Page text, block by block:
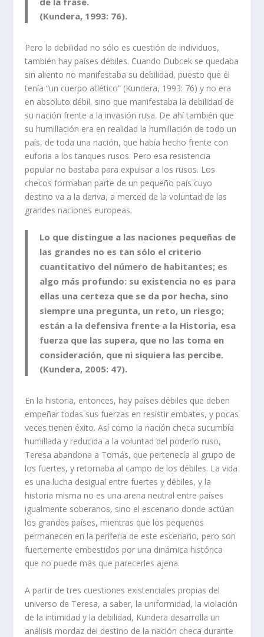
(Kundera, 1993: 76).
Pero la debilidad no sólo es cuestión de individuos,
también hay países débiles. Cuando Dubcek se quedaba
sin aliento no manifestaba su debilidad, puesto que él
tenía “un cuerpo atlético” (Kundera, 1993: 76) y no era
en absoluto débil, sino que manifestaba la debilidad de
su nación frente a la invasión rusa. De ahí también que
su humillación era en realidad la humillación de todo un
país, de toda una nación, que había hecho frente con
euforia a los tanques rusos. Pero esa resistencia
popular no bastaba para expulsar a los rusos. Los
checos formaban parte de un pequeño país cuyo
destino va a la deriva, a merced de la voluntad de las
grandes naciones europeas.
Lo que distingue a las naciones pequeñas de
las grandes no es tan sólo el criterio
cuantitativo del número de habitantes; es
algo más profundo: su existencia no es para
ellas una certeza que se da por hecha, sino
siempre una pregunta, un reto, un riesgo;
están a la defensiva frente a la Historia, esa
fuerza que las supera, que no las toma en
consideración, que ni siquiera las percibe.
(Kundera, 2005: 47).
En la historia, entonces, hay países débiles que deben
empeñar todas sus fuerzas en resistir embates, y pocas
veces tienen éxito. Así como la nación checa sucumbía
humillada y reducida a la voluntad del poderío ruso,
Teresa abandona a Tomás, que pertenecía al grupo de
los fuertes, y retornaba al campo de los débiles. La vida
es una lucha desigual entre fuertes y débiles, y la
historia misma no es una arena neutral entre países
igualmente soberanos, sino el escenario donde actúan
los grandes países, mientras que los pequeños
permanecen en la periferia de este escenario, pero son
fuertemente embestidos por una dinámica histórica
que no puede más que parecerles ajena.
A partir de tres cuestiones existenciales propias del
universo de Teresa, a saber, la uniformidad, la violación
de la intimidad y la debilidad, Kundera desarrolla un
análisis mordaz del destino de la nación checa durante